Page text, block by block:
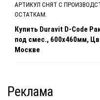
АРТИКУЛ СНЯТ С
ОСТАТКАМ.
Купить Duravit D-Code
под смес., 600x460мм,
Москве
Реклама